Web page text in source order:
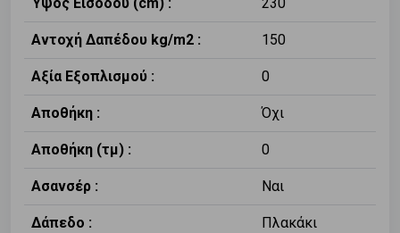
Ύψος Εισόδου (cm) : 230
Αντοχή Δαπέδου kg/m2 : 150
Αξία Εξοπλισμού : 0
Αποθήκη : Όχι
Αποθήκη (τμ) : 0
Ασανσέρ : Ναι
Δάπεδο : Πλακάκι